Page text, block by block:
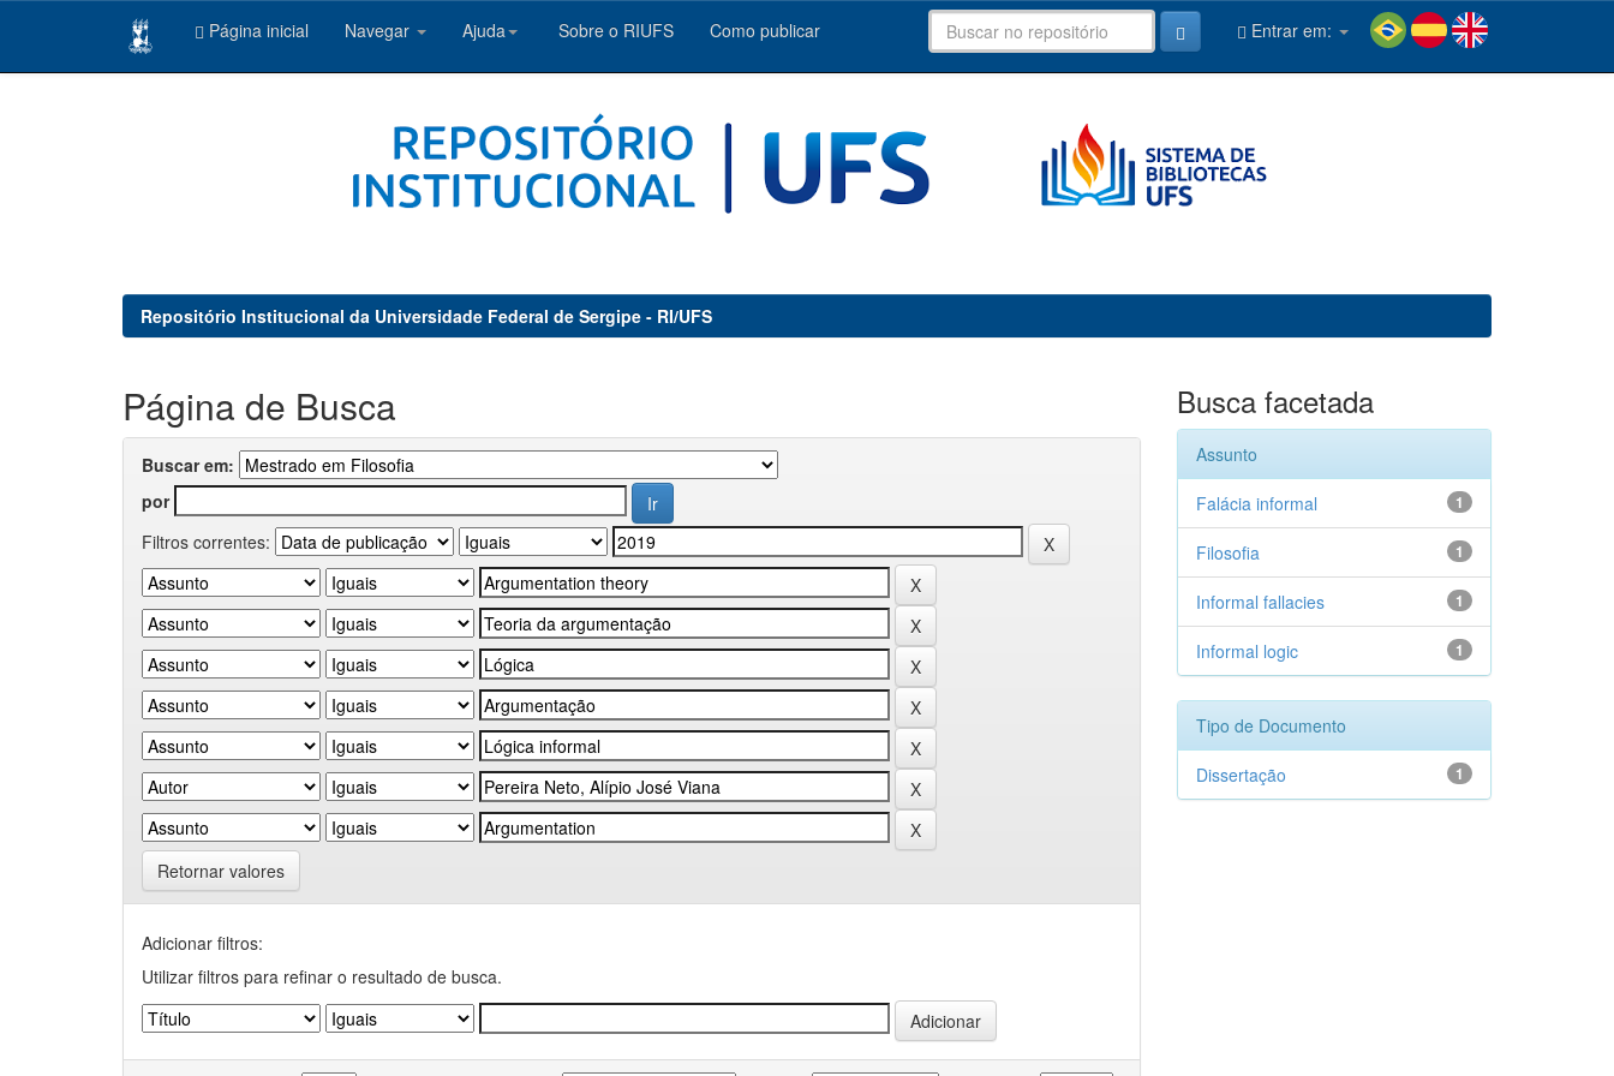
Página inicial Navegar Ajuda Sobre o RIUFS Como publicar Entrar em:
Repositório Institucional da Universidade Federal de Sergipe - RI/UFS
Página de Busca
Buscar em:
por
Filtros correntes:
Retornar valores
Adicionar filtros:
Utilizar filtros para refinar o resultado de busca.
Busca facetada
Assunto
1
Falácia informal
1
Filosofia
1
Informal fallacies
1
Informal logic
Tipo de Documento
1
Dissertação